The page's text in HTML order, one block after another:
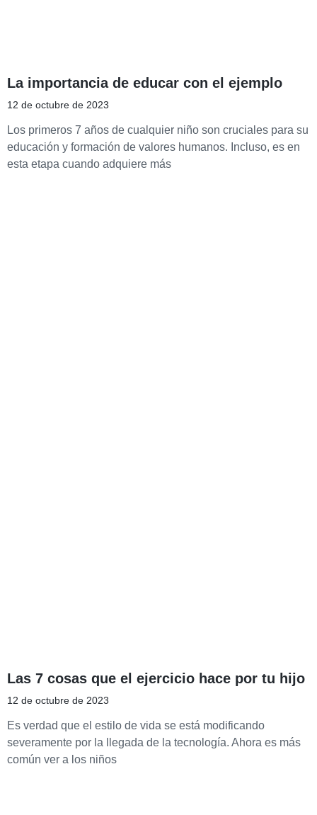
La importancia de educar con el ejemplo
12 de octubre de 2023
Los primeros 7 años de cualquier niño son cruciales para su
educación y formación de valores humanos. Incluso, es en
esta etapa cuando adquiere más
Las 7 cosas que el ejercicio hace por tu hijo
12 de octubre de 2023
Es verdad que el estilo de vida se está modificando
severamente por la llegada de la tecnología. Ahora es más
común ver a los niños